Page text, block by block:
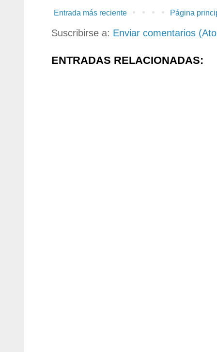
Entrada más reciente Página
Suscribirse a: Enviar comentarios
ENTRADAS RELACIONADAS: